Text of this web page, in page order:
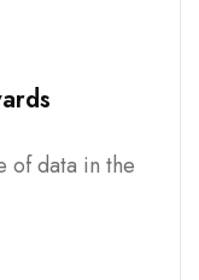
of data in the